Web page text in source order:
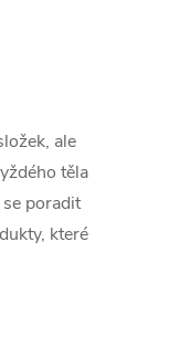
ale
těla
poradit
které